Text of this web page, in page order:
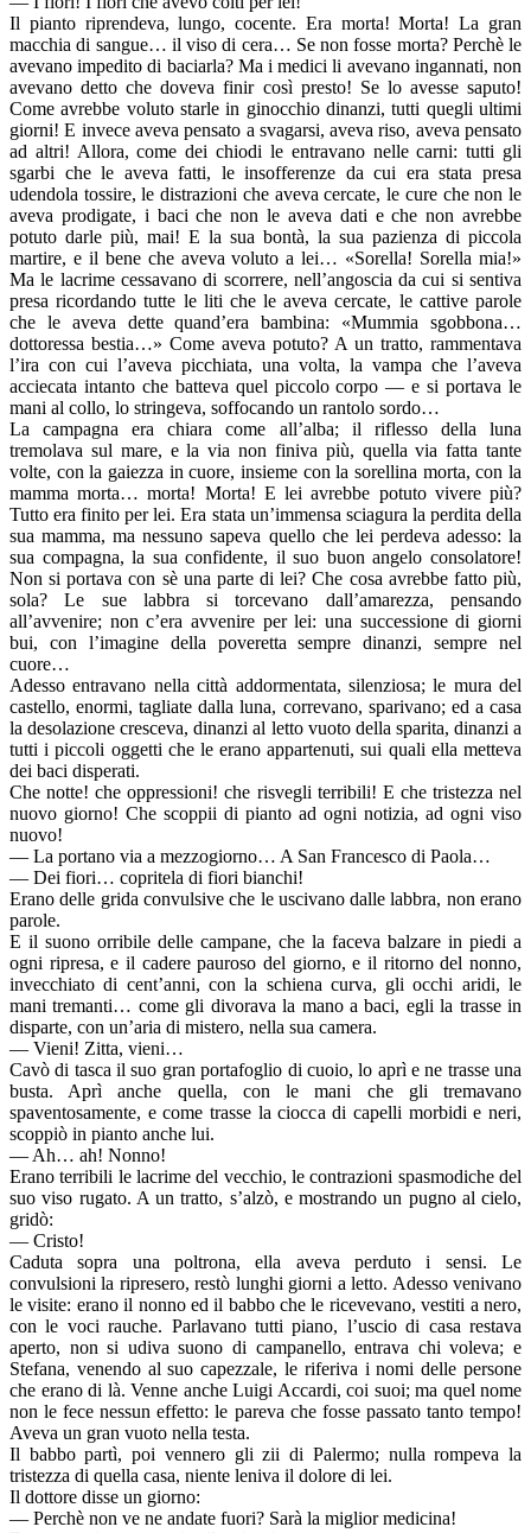
Il pianto riprendeva, lungo, cocente. Era morta! Morta! La gran
macchia di sangue… il viso di cera… Se non fosse morta? Perchè le
avevano impedito di baciarla? Ma i medici li avevano ingannati, non
avevano detto che doveva finir così presto! Se lo avesse saputo!
Come avrebbe voluto starle in ginocchio dinanzi, tutti quegli ultimi
giorni! E invece aveva pensato a svagarsi, aveva riso, aveva pensato
ad altri! Allora, come dei chiodi le entravano nelle carni: tutti gli
sgarbi che le aveva fatti, le insofferenze da cui era stata presa
udendola tossire, le distrazioni che aveva cercate, le cure che non le
aveva prodigate, i baci che non le aveva dati e che non avrebbe
potuto darle più, mai! E la sua bontà, la sua pazienza di piccola
martire, e il bene che aveva voluto a lei… «Sorella! Sorella mia!»
Ma le lacrime cessavano di scorrere, nell’angoscia da cui si sentiva
presa ricordando tutte le liti che le aveva cercate, le cattive parole
che le aveva dette quand’era bambina: «Mummia sgobbona…
dottoressa bestia…» Come aveva potuto? A un tratto, rammentava
l’ira con cui l’aveva picchiata, una volta, la vampa che l’aveva
acciecata intanto che batteva quel piccolo corpo — e si portava le
mani al collo, lo stringeva, soffocando un rantolo sordo…
La campagna era chiara come all’alba; il riflesso della luna
tremolava sul mare, e la via non finiva più, quella via fatta tante
volte, con la gaiezza in cuore, insieme con la sorellina morta, con la
mamma morta… morta! Morta! E lei avrebbe potuto vivere più?
Tutto era finito per lei. Era stata un’immensa sciagura la perdita della
sua mamma, ma nessuno sapeva quello che lei perdeva adesso: la
sua compagna, la sua confidente, il suo buon angelo consolatore!
Non si portava con sè una parte di lei? Che cosa avrebbe fatto più,
sola? Le sue labbra si torcevano dall’amarezza, pensando
all’avvenire; non c’era avvenire per lei: una successione di giorni
bui, con l’imagine della poveretta sempre dinanzi, sempre nel
cuore…
Adesso entravano nella città addormentata, silenziosa; le mura del
castello, enormi, tagliate dalla luna, correvano, sparivano; ed a casa
la desolazione cresceva, dinanzi al letto vuoto della sparita, dinanzi a
tutti i piccoli oggetti che le erano appartenuti, sui quali ella metteva
dei baci disperati.
Che notte! che oppressioni! che risvegli terribili! E che tristezza nel
nuovo giorno! Che scoppii di pianto ad ogni notizia, ad ogni viso
nuovo!
— La portano via a mezzogiorno… A San Francesco di Paola…
— Dei fiori… copritela di fiori bianchi!
Erano delle grida convulsive che le uscivano dalle labbra, non erano
parole.
E il suono orribile delle campane, che la faceva balzare in piedi a
ogni ripresa, e il cadere pauroso del giorno, e il ritorno del nonno,
invecchiato di cent’anni, con la schiena curva, gli occhi aridi, le
mani tremanti… come gli divorava la mano a baci, egli la trasse in
disparte, con un’aria di mistero, nella sua camera.
— Vieni! Zitta, vieni…
Cavò di tasca il suo gran portafoglio di cuoio, lo aprì e ne trasse una
busta. Aprì anche quella, con le mani che gli tremavano
spaventosamente, e come trasse la ciocca di capelli morbidi e neri,
scoppiò in pianto anche lui.
— Ah… ah! Nonno!
Erano terribili le lacrime del vecchio, le contrazioni spasmodiche del
suo viso rugato. A un tratto, s’alzò, e mostrando un pugno al cielo,
gridò:
— Cristo!
Caduta sopra una poltrona, ella aveva perduto i sensi. Le
convulsioni la ripresero, restò lunghi giorni a letto. Adesso venivano
le visite: erano il nonno ed il babbo che le ricevevano, vestiti a nero,
con le voci rauche. Parlavano tutti piano, l’uscio di casa restava
aperto, non si udiva suono di campanello, entrava chi voleva; e
Stefana, venendo al suo capezzale, le riferiva i nomi delle persone
che erano di là. Venne anche Luigi Accardi, coi suoi; ma quel nome
non le fece nessun effetto: le pareva che fosse passato tanto tempo!
Aveva un gran vuoto nella testa.
Il babbo partì, poi vennero gli zii di Palermo; nulla rompeva la
tristezza di quella casa, niente leniva il dolore di lei.
Il dottore disse un giorno:
— Perchè non ve ne andate fuori? Sarà la miglior medicina!